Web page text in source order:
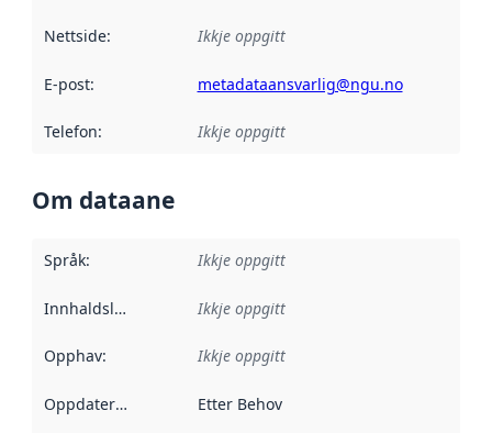
Nettside: Ikkje oppgitt
E-post: metadataansvarlig@ngu.no
Telefon: Ikkje oppgitt
Om dataane
Språk: Ikkje oppgitt
Innhaldsleverandørar :
Ikkje oppgitt
Opphav: Ikkje oppgitt
Oppdateringsfrekvens :
Etter Behov